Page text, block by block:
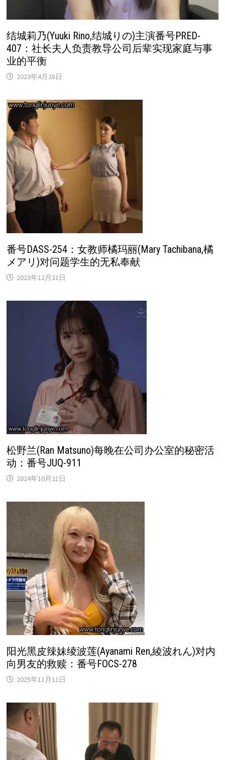
结城莉乃(Yuuki Rino,结城りの)主演番号PRED-
407：社长夫人负责教导公司后辈实现家庭与事
业的平衡
2023年4月28日
番号DASS-254：女教师橘玛丽(Mary Tachibana,橘
メアリ)对问题学生的无私奉献
2023年12月31日
松野兰(Ran Matsuno)每晚在公司办公室的秘密活
动：番号JUQ-911
2024年10月21日
阳光黑皮辣妹绫波莲(Ayanami Ren,綾波れん)对内
向男友的救赎：番号FOCS-278
2025年11月11日